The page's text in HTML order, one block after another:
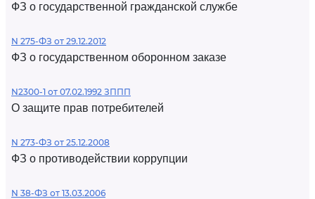
ФЗ о государственной гражданской службе
N 275-ФЗ от 29.12.2012
ФЗ о государственном оборонном заказе
N2300-1 от 07.02.1992 ЗППП
О защите прав потребителей
N 273-ФЗ от 25.12.2008
ФЗ о противодействии коррупции
N 38-ФЗ от 13.03.2006